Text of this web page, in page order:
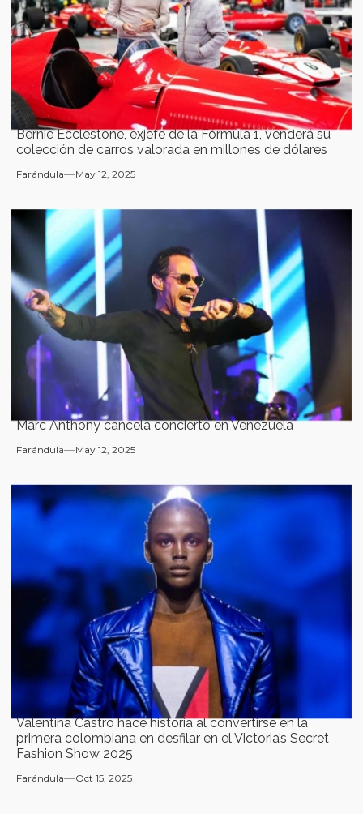
Bernie Ecclestone, exjefe de la Fórmula 1, venderá su
colección de carros valorada en millones de dólares
Farándula May 12, 2025
Marc Anthony cancela concierto en Venezuela
Farándula May 12, 2025
Valentina Castro hace historia al convertirse en la
primera colombiana en desfilar en el Victoria’s Secret
Fashion Show 2025
Farándula Oct 15, 2025